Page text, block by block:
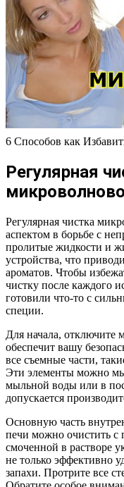
6 Способов как
Регулярная
Регулярная чистка
аспектом в борьбе с
пролитые жидкости и
устройства, что
ароматов. Чтобы
чистку после каждого
готовили что-то с
специи.
Для начала, отключите
обеспечит вашу
все съемные части,
Эти элементы можно
мыльной воды или в
допускается
Основную часть
печи можно очистить
смоченной в растворе
не только эффективно
запахи. Протрите все